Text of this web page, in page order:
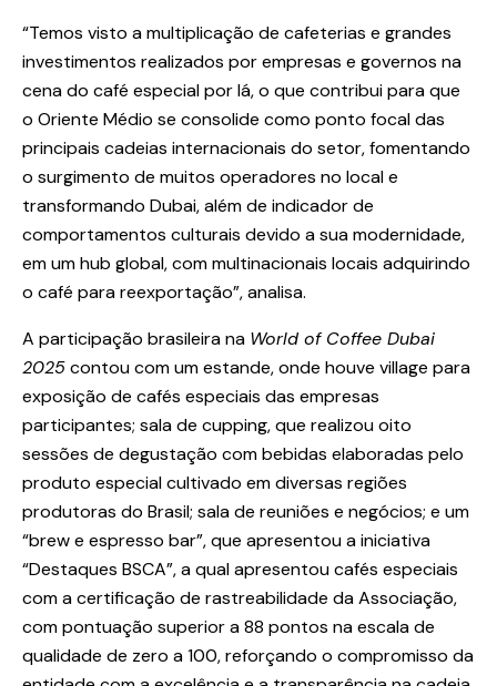
“Temos visto a multiplicação de cafeterias e grandes
investimentos realizados por empresas e governos na
cena do café especial por lá, o que contribui para que
o Oriente Médio se consolide como ponto focal das
principais cadeias internacionais do setor, fomentando
o surgimento de muitos operadores no local e
transformando Dubai, além de indicador de
comportamentos culturais devido a sua modernidade,
em um hub global, com multinacionais locais adquirindo
o café para reexportação”, analisa.
A participação brasileira na World of Coffee Dubai
2025contou com um estande, onde houve village para
exposição de cafés especiais das empresas
participantes; sala de cupping, que realizou oito
sessões de degustação com bebidas elaboradas pelo
produto especial cultivado em diversas regiões
produtoras do Brasil; sala de reuniões e negócios; e um
“brew e espresso bar”, que apresentou a iniciativa
“Destaques BSCA”, a qual apresentou cafés especiais
com a certificação de rastreabilidade da Associação,
com pontuação superior a 88 pontos na escala de
qualidade de zero a 100, reforçando o compromisso da